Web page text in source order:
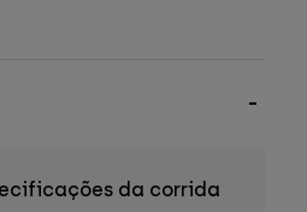
da corrida